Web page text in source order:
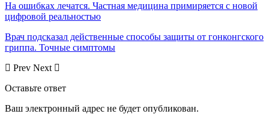
На ошибках лечатся. Частная медицина примиряется с новой
цифровой реальностью
Врач подсказал действенные способы защиты от гонконгского
гриппа. Точные симптомы
Prev Next
Оставьте ответ
Ваш электронный адрес не будет опубликован.